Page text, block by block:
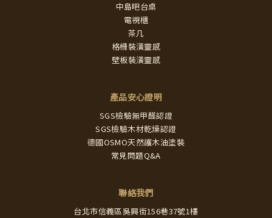
中島吧台桌
電視櫃
茶几
格柵裝潢靈感
壁板裝潢靈感
產品安心證明
SGS檢驗無甲醛認證
SGS檢驗木材乾燥認證
德國OSMO天然護木油塗裝
常見問題Q&A
聯絡我們
台北市信義區吳興街156巷37號1樓